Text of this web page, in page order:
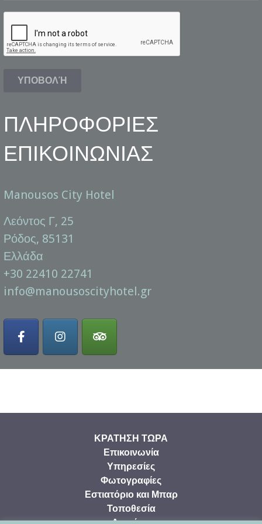
ΠΛΗΡΟΦΟΡΙΕΣ
ΕΠΙΚΟΙΝΩΝΙΑΣ
Manousos City Hotel
Λεόντος Γ, 25
Ρόδος, 85131
Ελλάδα
+30 22410 22741
info@manousoscityhotel.gr
ΚΡΑΤΗΣΗ ΤΩΡΑ
Επικοινωνία
Υπηρεσίες
Φωτογραφίες
Εστιατόριο και Μπαρ
Τοποθεσία